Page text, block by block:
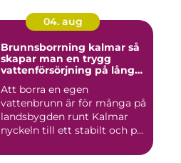
04. aug
Brunnsborrning kalmar så
skapar man en trygg
vattenförsörjning på lång
Att borra en egen
vattenbrunn är för många på
landsbygden runt Kalmar
nyckeln till ett stabilt och p...